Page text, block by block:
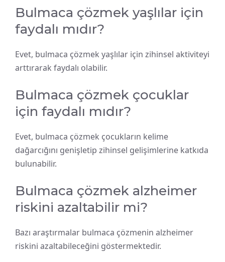
Bulmaca çözmek yaşlılar için
faydalı mıdır?
Evet, bulmaca çözmek yaşlılar için zihinsel aktiviteyi
arttırarak faydalı olabilir.
Bulmaca çözmek çocuklar
için faydalı mıdır?
Evet, bulmaca çözmek çocukların kelime
dağarcığını genişletip zihinsel gelişimlerine katkıda
bulunabilir.
Bulmaca çözmek alzheimer
riskini azaltabilir mi?
Bazı araştırmalar bulmaca çözmenin alzheimer
riskini azaltabileceğini göstermektedir.